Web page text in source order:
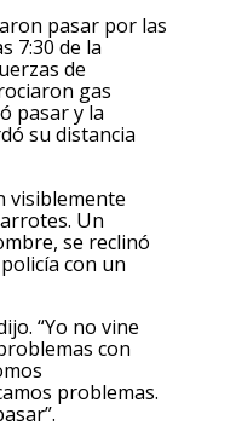
pasar por las
7:30 de la
de
gas
pasar y la
su distancia
visiblemente
Un
se reclinó
con un
“Yo no vine
con
problemas.